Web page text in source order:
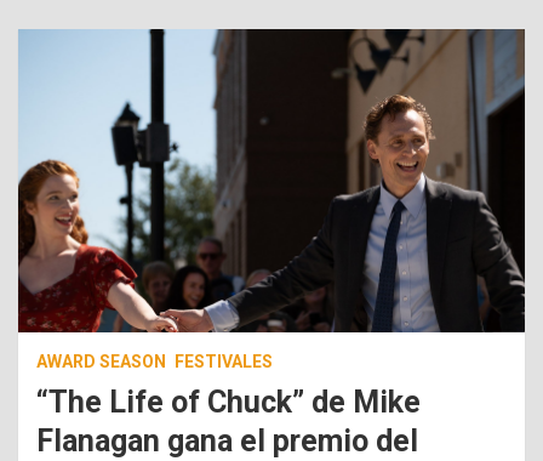
AWARD SEASON FESTIVALES
“The Life of Chuck” de Mike
Flanagan gana el premio del